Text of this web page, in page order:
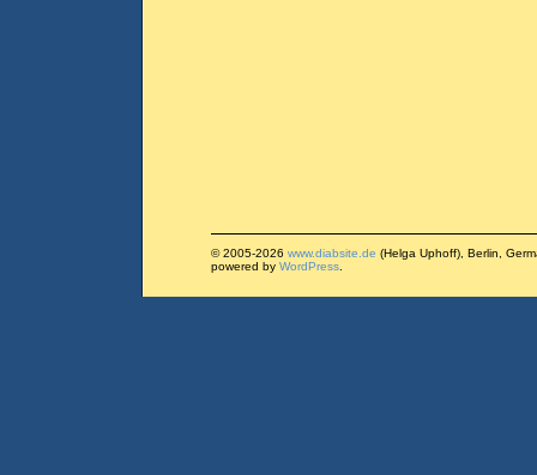
© 2005-2026 www.diabsite.de (Helga Uphoff), Berlin,
powered by WordPress.